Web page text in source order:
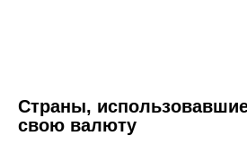
Страны,
свою валюту